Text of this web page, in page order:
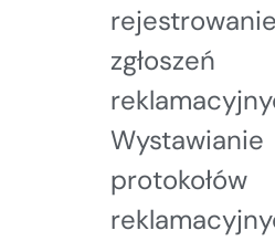
rejestrowanie
zgłoszeń
Wystawianie
protokołów